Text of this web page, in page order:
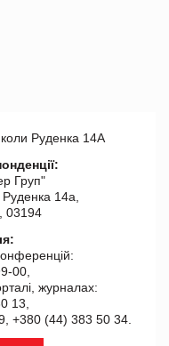
Руденка 14А
Груп"
14а,
03194
00,
журналах:
13,
+380 (44) 383 50 34.